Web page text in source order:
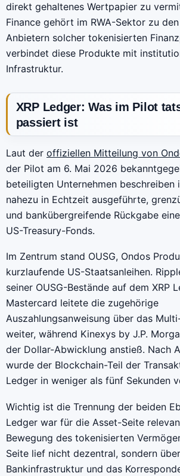
direkt gehaltenes Wertpapier zu
Finance gehört im RWA-Sektor zu
Anbietern solcher tokenisierten
verbindet diese Produkte mit
Infrastruktur.
XRP Ledger: Was im Pilot
passiert ist
Laut der offiziellen Mitteilung von
der Pilot am 6. Mai 2026
beteiligten Unternehmen beschreiben
nahezu in Echtzeit ausgeführte,
und bankübergreifende Rückgabe
US-Treasury-Fonds.
Im Zentrum stand OUSG, Ondos
kurzlaufende US-Staatsanleihen.
seiner OUSG-Bestände auf dem XRP
Mastercard leitete die zugehörige
Auszahlungsanweisung über das
weiter, während Kinexys by J.P.
der Dollar-Abwicklung anstieß. Nach
wurde der Blockchain-Teil der
Ledger in weniger als fünf Sekunden
Wichtig ist die Trennung der beiden
Ledger war für die Asset-Seite
Bewegung des tokenisierten
Seite lief nicht dezentral, sondern
Bankinfrastruktur und das